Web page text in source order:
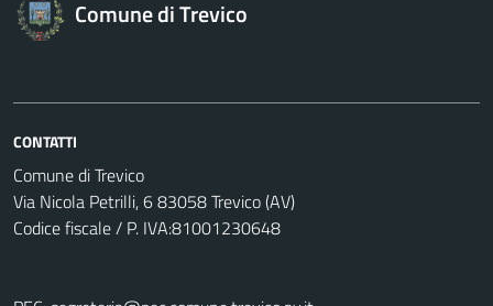
Comune di Trevico
CONTATTI
Comune di Trevico
Via Nicola Petrilli, 6 83058 Trevico (AV)
Codice fiscale / P. IVA:81001230648